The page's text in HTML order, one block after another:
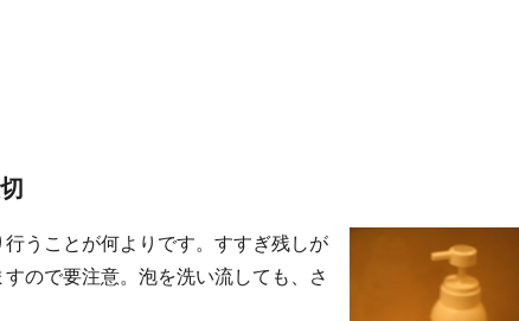
うことが何よりです。すすぎ残しが
ので要注意。泡を洗い流しても、さ